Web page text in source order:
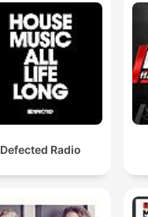
Defected Radio